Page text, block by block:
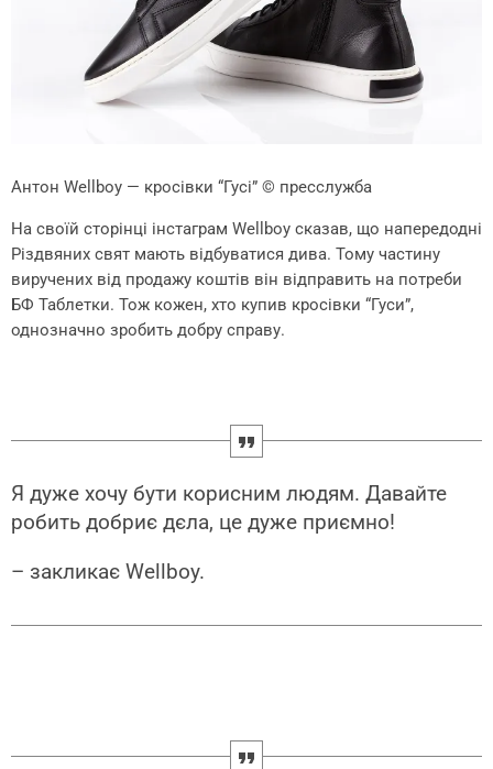
Антон Wellboy — кросівки “Гусі” © пресслужба
На своїй сторінці інстаграм Wellboy сказав, що напередодні
Різдвяних свят мають відбуватися дива. Тому частину
виручених від продажу коштів він відправить на потреби
БФ Таблетки. Тож кожен, хто купив кросівки “Гуси”,
однозначно зробить добру справу.
Я дуже хочу бути корисним людям. Давайте
робить добриє дєла, це дуже приємно!
– закликає Wellboy.